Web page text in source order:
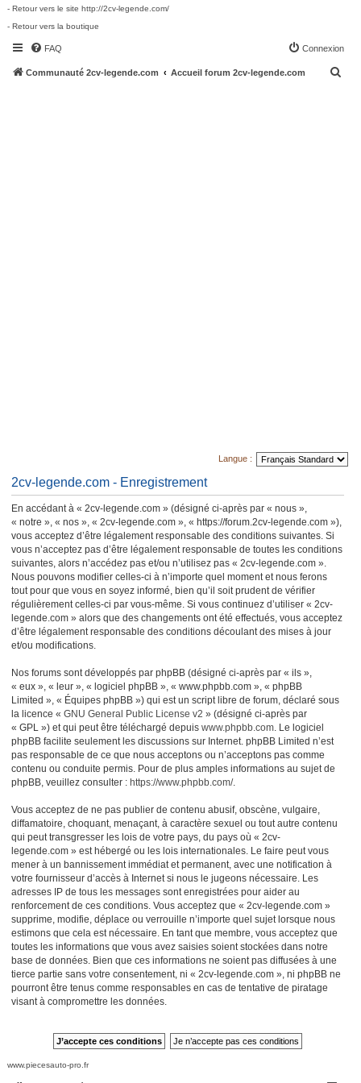
- Retour vers le site http://2cv-legende.com/
- Retour vers la boutique
FAQ Connexion
Communauté 2cv-legende.com Accueil forum 2cv-legende.com
Langue :
2cv-legende.com - Enregistrement
En accédant à « 2cv-legende.com » (désigné ci-après par « nous »,
« notre », « nos », « 2cv-legende.com », « https://forum.2cv-legende.com »),
vous acceptez d’être légalement responsable des conditions suivantes. Si
vous n’acceptez pas d’être légalement responsable de toutes les conditions
suivantes, alors n’accédez pas et/ou n’utilisez pas « 2cv-legende.com ».
Nous pouvons modifier celles-ci à n’importe quel moment et nous ferons
tout pour que vous en soyez informé, bien qu’il soit prudent de vérifier
régulièrement celles-ci par vous-même. Si vous continuez d’utiliser « 2cv-
legende.com » alors que des changements ont été effectués, vous acceptez
d’être légalement responsable des conditions découlant des mises à jour
et/ou modifications.
Nos forums sont développés par phpBB (désigné ci-après par « ils »,
« eux », « leur », « logiciel phpBB », « www.phpbb.com », « phpBB
Limited », « Équipes phpBB ») qui est un script libre de forum, déclaré sous
la licence « GNU General Public License v2 » (désigné ci-après par
« GPL ») et qui peut être téléchargé depuis www.phpbb.com. Le logiciel
phpBB facilite seulement les discussions sur Internet. phpBB Limited n’est
pas responsable de ce que nous acceptons ou n’acceptons pas comme
contenu ou conduite permis. Pour de plus amples informations au sujet de
phpBB, veuillez consulter : https://www.phpbb.com/.
Vous acceptez de ne pas publier de contenu abusif, obscène, vulgaire,
diffamatoire, choquant, menaçant, à caractère sexuel ou tout autre contenu
qui peut transgresser les lois de votre pays, du pays où « 2cv-
legende.com » est hébergé ou les lois internationales. Le faire peut vous
mener à un bannissement immédiat et permanent, avec une notification à
votre fournisseur d’accès à Internet si nous le jugeons nécessaire. Les
adresses IP de tous les messages sont enregistrées pour aider au
renforcement de ces conditions. Vous acceptez que « 2cv-legende.com »
supprime, modifie, déplace ou verrouille n’importe quel sujet lorsque nous
estimons que cela est nécessaire. En tant que membre, vous acceptez que
toutes les informations que vous avez saisies soient stockées dans notre
base de données. Bien que ces informations ne soient pas diffusées à une
tierce partie sans votre consentement, ni « 2cv-legende.com », ni phpBB ne
pourront être tenus comme responsables en cas de tentative de piratage
visant à compromettre les données.
www.piecesauto-pro.fr